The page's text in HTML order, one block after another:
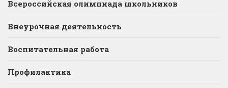
Всероссийская олимпиада школьников
Внеурочная деятельность
Воспитательная работа
Профилактика